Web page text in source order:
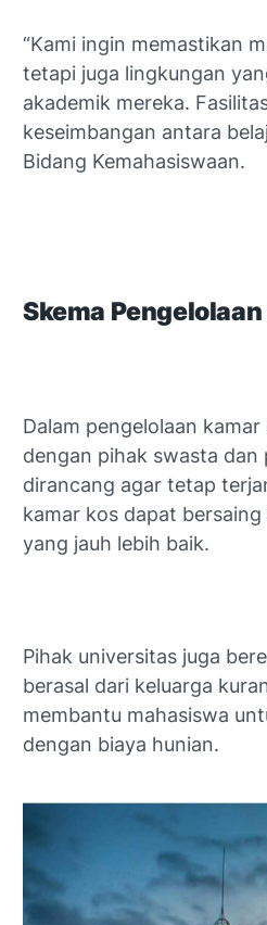
“Kami ingin memastikan
tetapi juga lingkungan
akademik mereka.
keseimbangan antara
Bidang Kemahasiswaan.
Skema
Dalam pengelolaan
dengan pihak swasta dan
dirancang agar tetap
kamar kos dapat
yang jauh lebih baik.
Pihak universitas juga
berasal dari keluarga
membantu mahasiswa
dengan biaya hunian.